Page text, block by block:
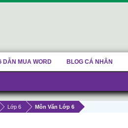
Lớp 6 Môn Văn Lớp 6
DẪN MUA WORD BLOG CÁ NHÂN